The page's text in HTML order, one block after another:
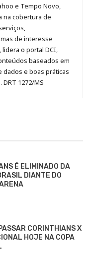
e Tempo Novo,
na cobertura de
de interesse
o portal DCI,
baseados em
dados e boas práticas
1272/MS
É ELIMINADO DA
DIANTE DO
CORINTHIANS X
HOJE NA COPA